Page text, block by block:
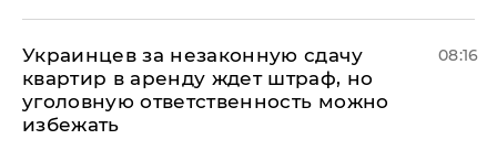
Украинцев за незаконную сдачу
квартир в аренду ждет штраф, но
уголовную ответственность можно
избежать
08:16